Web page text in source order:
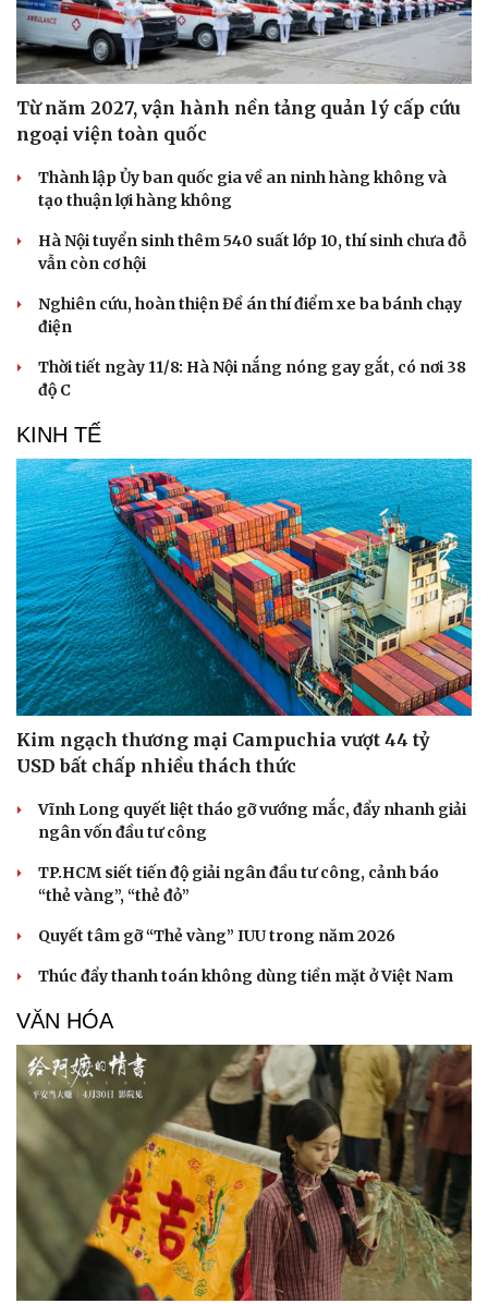
Văn hóa
Sân khấu - Điện ảnh
Văn học
Âm nhạc
Giải trí
Thời trang
Từ năm 2027, vận hành nền tảng quản lý cấp cứu
ngoại viện toàn quốc
Thành lập Ủy ban quốc gia về an ninh hàng không và
tạo thuận lợi hàng không
Hà Nội tuyển sinh thêm 540 suất lớp 10, thí sinh chưa đỗ
vẫn còn cơ hội
Nghiên cứu, hoàn thiện Đề án thí điểm xe ba bánh chạy
điện
Thời tiết ngày 11/8: Hà Nội nắng nóng gay gắt, có nơi 38
độ C
KINH TẾ
Kim ngạch thương mại Campuchia vượt 44 tỷ
USD bất chấp nhiều thách thức
Vĩnh Long quyết liệt tháo gỡ vướng mắc, đẩy nhanh giải
ngân vốn đầu tư công
TP.HCM siết tiến độ giải ngân đầu tư công, cảnh báo
“thẻ vàng”, “thẻ đỏ”
Quyết tâm gỡ “Thẻ vàng” IUU trong năm 2026
Thúc đẩy thanh toán không dùng tiền mặt ở Việt Nam
VĂN HÓA